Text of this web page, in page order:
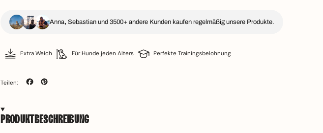
Anna, Sebastian und 3500+ andere Kunden kaufen regelmäßig unsere Produkte.
Extra Weich Für Hunde jeden Alters Perfekte Trainingsbelohnung
Teilen:
Auf
Auf
PRODUKTBESCHREIBUNG